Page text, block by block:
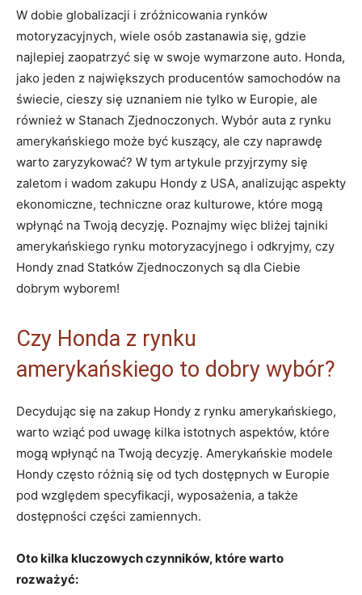
W dobie globalizacji i zróżnicowania rynków
motoryzacyjnych, wiele osób zastanawia się, gdzie
najlepiej zaopatrzyć się w swoje wymarzone auto. Honda,
jako jeden z największych producentów samochodów na
świecie, cieszy się uznaniem nie tylko w Europie, ale
również w Stanach Zjednoczonych. Wybór auta z rynku
amerykańskiego może być kuszący, ale czy naprawdę
warto zaryzykować? W tym artykule przyjrzymy się
zaletom i wadom zakupu Hondy z USA, analizując aspekty
ekonomiczne, techniczne oraz kulturowe, które mogą
wpłynąć na Twoją decyzję. Poznajmy więc bliżej tajniki
amerykańskiego rynku motoryzacyjnego i odkryjmy, czy
Hondy znad Statków Zjednoczonych są dla Ciebie
dobrym wyborem!
Czy Honda z rynku
amerykańskiego to dobry wybór?
Decydując się na zakup Hondy z rynku amerykańskiego,
warto wziąć pod uwagę kilka istotnych aspektów, które
mogą wpłynąć na Twoją decyzję. Amerykańskie modele
Hondy często różnią się od tych dostępnych w Europie
pod względem specyfikacji, wyposażenia, a także
dostępności części zamiennych.
Oto kilka kluczowych czynników, które warto
rozważyć: